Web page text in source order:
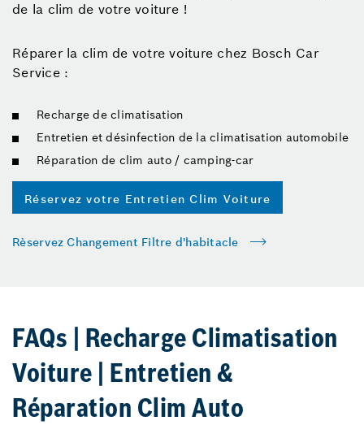
de la clim de votre voiture !
Réparer la clim de votre voiture chez Bosch Car
Service :
Recharge de climatisation
Entretien et désinfection de la climatisation automobile
Réparation de clim auto / camping-car
Réservez votre Entretien Clim Voiture
Rèservez Changement Filtre d'habitacle
FAQs | Recharge Climatisation
Voiture | Entretien &
Réparation Clim Auto